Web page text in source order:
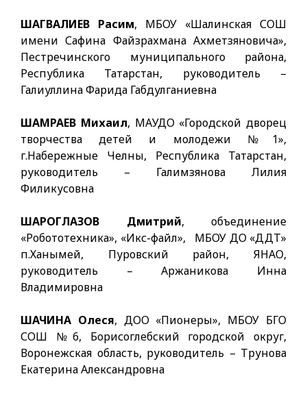
ШАГВАЛИЕВ Расим, МБОУ «Шалинская СОШ
имени Сафина Файзрахмана Ахметзяновича»,
Пестречинского муниципального района,
Республика Татарстан, руководитель –
Галиуллина Фарида Габдулганиевна
ШАМРАЕВ Михаил, МАУДО «Городской дворец
творчества детей и молодежи №1»,
г.Набережные Челны, Республика Татарстан,
руководитель – Галимзянова Лилия
Филикусовна
ШАРОГЛАЗОВ Дмитрий, объединение
«Робототехника», «Икс-файл», МБОУ ДО «ДДТ»
п.Ханымей, Пуровский район, ЯНАО,
руководитель – Аржаникова Инна
Владимировна
ШАЧИНА Олеся, ДОО «Пионеры», МБОУ БГО
СОШ №6, Борисоглебский городской округ,
Воронежская область, руководитель – Трунова
Екатерина Александровна